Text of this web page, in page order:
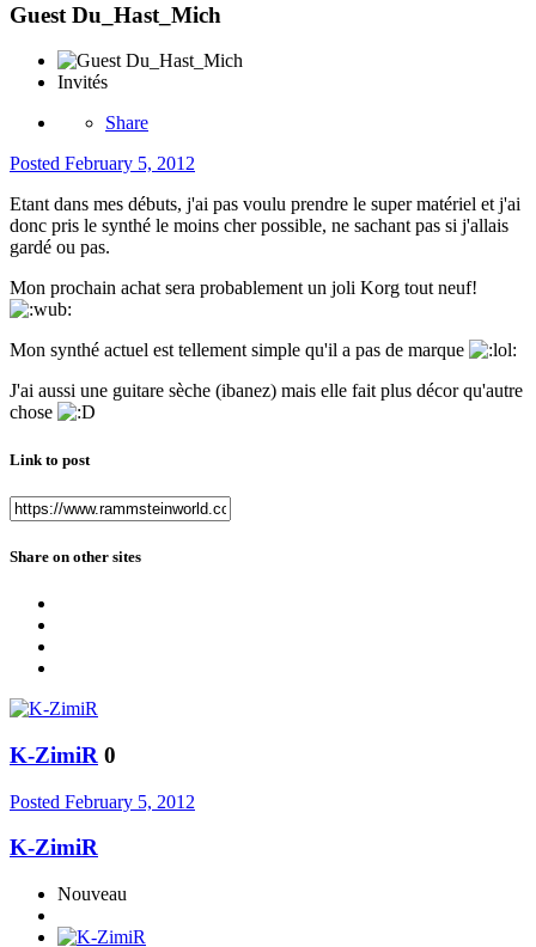
Guest Du_Hast_Mich
Invités
Share
Posted February 5, 2012
Etant dans mes débuts, j'ai pas voulu prendre le super matériel et j'ai
donc pris le synthé le moins cher possible, ne sachant pas si j'allais
gardé ou pas.
Mon prochain achat sera probablement un joli Korg tout neuf!
Mon synthé actuel est tellement simple qu'il a pas de marque
J'ai aussi une guitare sèche (ibanez) mais elle fait plus décor qu'autre
chose
Link to post
Share on other sites
K-ZimiR 0
Posted February 5, 2012
K-ZimiR
Nouveau